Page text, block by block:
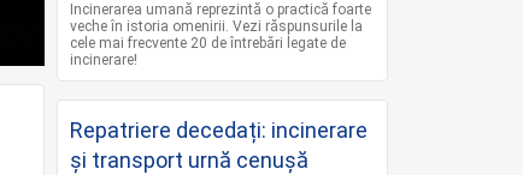
Incinerarea umană reprezintă o practică foarte
veche în istoria omenirii. Vezi răspunsurile la
cele mai frecvente 20 de întrebări legate de
incinerare!
Repatriere decedați: incinerare
și transport urnă cenușă